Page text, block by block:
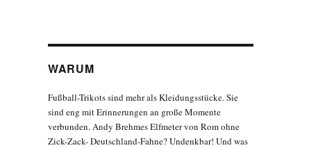
WARUM
Fußball-Trikots sind mehr als Kleidungsstücke. Sie
sind eng mit Erinnerungen an große Momente
verbunden. Andy Brehmes Elfmeter von Rom ohne
Zick-Zack- Deutschland-Fahne? Undenkbar! Und was